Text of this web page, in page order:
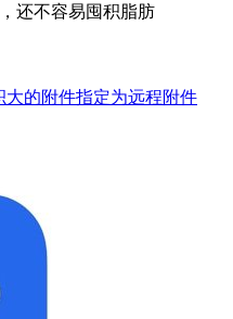
还不容易囤积脂肪
大的附件指定为远程附件